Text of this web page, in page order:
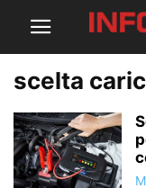
scelta